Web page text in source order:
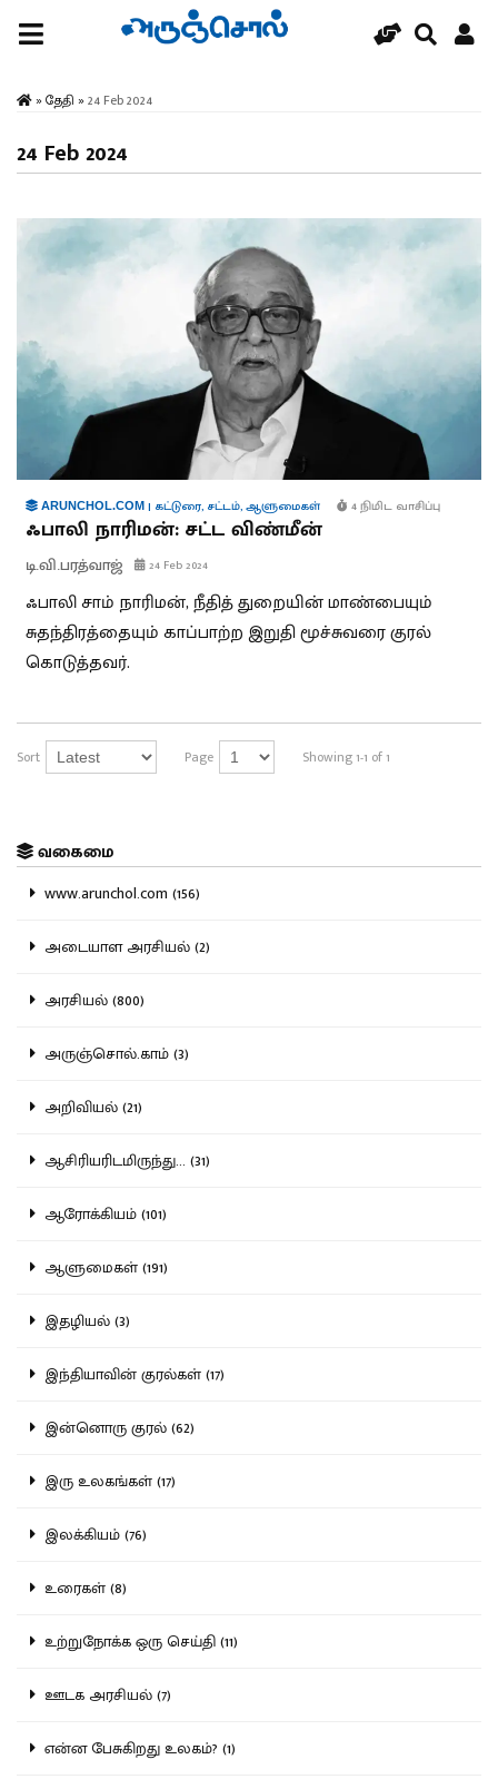
» தேதி » 24 Feb 2024
24 Feb 2024
ARUNCHOL.COM | கட்டுரை, சட்டம்,ஆளுமைகள் 4 நிமிட வாசிப்பு
ஃபாலி நாரிமன்: சட்ட விண்மீன்
டி.வி.பரத்வாஜ் 24 Feb 2024
ஃபாலி சாம் நாரிமன், நீதித் துறையின் மாண்பையும்
சுதந்திரத்தையும் காப்பாற்ற இறுதி மூச்சுவரை குரல்
கொடுத்தவர்.
Sort Page Showing 1-1 of 1
வகைமை
www.arunchol.com (156)
அடையாள அரசியல் (2)
அரசியல் (800)
அருஞ்சொல்.காம் (3)
அறிவியல் (21)
ஆசிரியரிடமிருந்து... (31)
ஆரோக்கியம் (101)
ஆளுமைகள் (191)
இதழியல் (3)
இந்தியாவின் குரல்கள் (17)
இன்னொரு குரல் (62)
இரு உலகங்கள் (17)
இலக்கியம் (76)
உரைகள் (8)
உற்றுநோக்க ஒரு செய்தி (11)
ஊடக அரசியல் (7)
என்ன பேசுகிறது உலகம்? (1)